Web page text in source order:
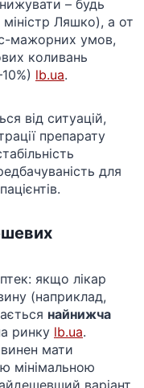
– будь
Ляшко), а от
мажорних умов,
коливань
lb.ua.
від ситуацій,
препарату
для
якщо лікар
(наприклад,
найнижча
ринку​ lb.ua.
мати
мінімальною
варіант